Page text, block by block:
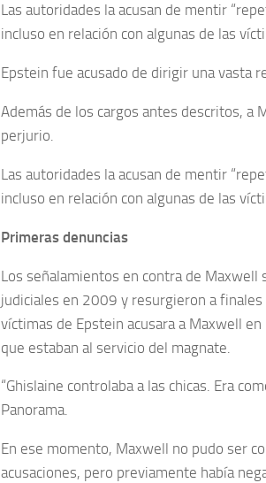
Las autoridades la acusan de mentir
incluso en relación con algunas de las
Epstein fue acusado de dirigir una vasta
Además de los cargos antes descritos, a
perjurio.
Las autoridades la acusan de mentir
incluso en relación con algunas de las
Primeras denuncias
Los señalamientos en contra de
judiciales en 2009 y resurgieron a
víctimas de Epstein acusara a Maxwell
que estaban al servicio del magnate.
“Ghislaine controlaba a las chicas. Era
Panorama.
En ese momento, Maxwell no pudo ser
acusaciones, pero previamente había